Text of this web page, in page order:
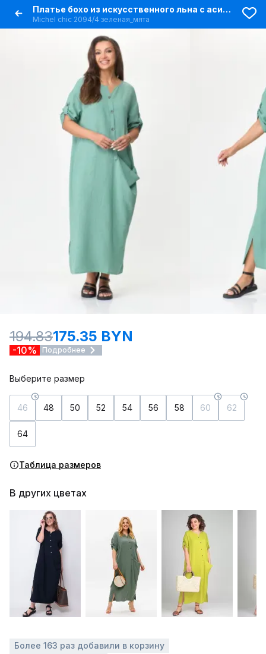
Платье бохо из искусственного льна с асимметричным фасоном
Michel chic 2094/4 зеленая_мята
194.83175.35 BYN
-10% Подробнее
Выберите размер
46 48 50 52 54 56 58 60 62
64
Таблица размеров
В других цветах
Более 163 раз добавили в корзину